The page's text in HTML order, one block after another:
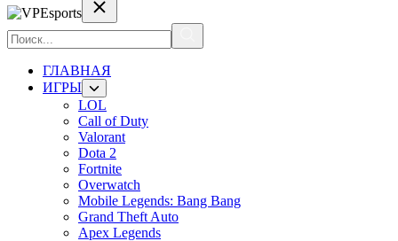
ГЛАВНАЯ
ИГРЫ
LOL
Call of Duty
Valorant
Dota 2
Fortnite
Overwatch
Mobile Legends: Bang Bang
Grand Theft Auto
Apex Legends